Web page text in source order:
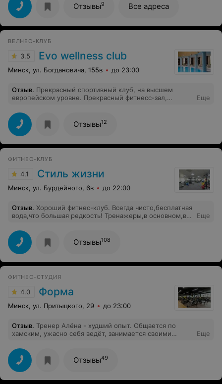
Отзывы9 Все адреса
ВЕЛНЕС-КЛУБ
3.5 Evo wellness club
Минск, ул. Богдановича, 155в до 23:00
Отзыв. Прекрасный спортивный клуб, на высшем
европейском уровне. Прекрасный фитнесс-зал,
центр. Отдельная благодарность всему персоналу
клуба за фантастическую атмосферу, которую они
создают.Отличная работа менеджеров. Надеюсь, что в
следует году опять смогу посетить этот замечательный
клуб.
Еще
Отзывы12
ФИТНЕС-КЛУБ
4.1 Стиль жизни
Минск, ул. Бурдейного, 6в до 22:00
Отзыв. Хороший фитнес-клуб. Всегда чисто,бесплатная
вода,что большая редкость! Тренажеры,в основном,в
мешает пользоваться своими наушниками. Инструктор
Вадим, не пройдёт мимо,если вы делаете какое либо
упражнение не правильно,поможет,поправит и
подскажет! Сразу видно,человеку не всё равно! В зале
висит телевизор,крутят разную ерунду,лучше бы
выполнения,хоть какая то польза.
Еще
Отзывы108
ФИТНЕС-СТУДИЯ
4.0 Форма
Минск, ул. Притыцкого, 29 до 23:00
Отзыв. Тренер Алёна - худший опыт. Общается по
хамским, ужасно себя ведёт, занимается своими
встречала настолько хамского общения. Все
впечатление испорчено
Еще
Отзывы49